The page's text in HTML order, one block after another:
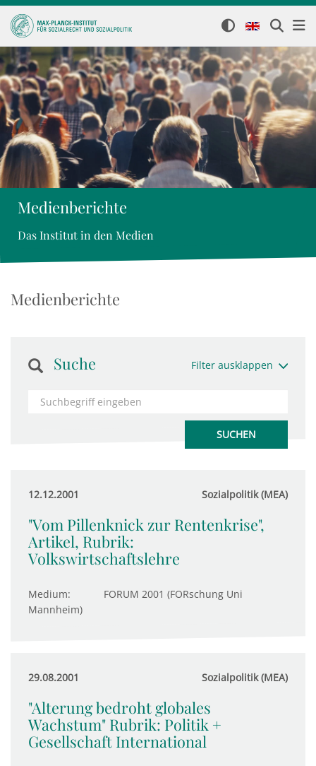
Medienberichte
Das Institut in den Medien
Medienberichte
Suche Filter ausklappen
12.12.2001 Sozialpolitik (MEA)
"Vom Pillenknick zur Rentenkrise",
Artikel, Rubrik:
Volkswirtschaftslehre
Medium:
FORUM 2001 (FORschung Uni
Mannheim)
29.08.2001 Sozialpolitik (MEA)
"Alterung bedroht globales
Wachstum" Rubrik: Politik +
Gesellschaft International